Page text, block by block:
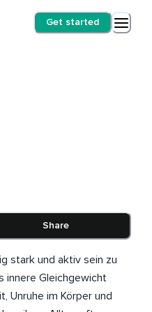
Get started
Share
stark und aktiv sein zu
innere Gleichgewicht
Unruhe im Körper und